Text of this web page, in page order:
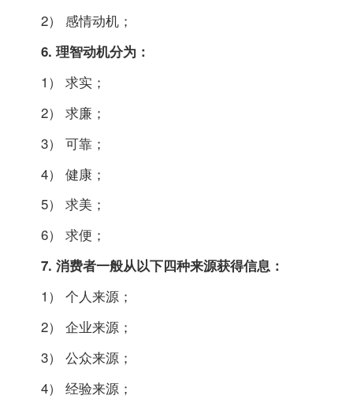
2） 感情动机；
6. 理智动机分为：
1） 求实；
2） 求廉；
3） 可靠；
4） 健康；
5） 求美；
6） 求便；
7. 消费者一般从以下四种来源获得信息：
1） 个人来源；
2） 企业来源；
3） 公众来源；
4） 经验来源；